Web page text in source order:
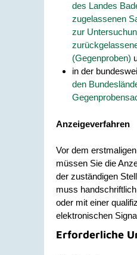
des Landes
zugelassenen
zur
(Gegenproben)
in der
den
Anzeigeverfahren
Vor dem
müssen Sie die
der zuständigen
muss
oder mit einer
elektronischen
Erforderliche